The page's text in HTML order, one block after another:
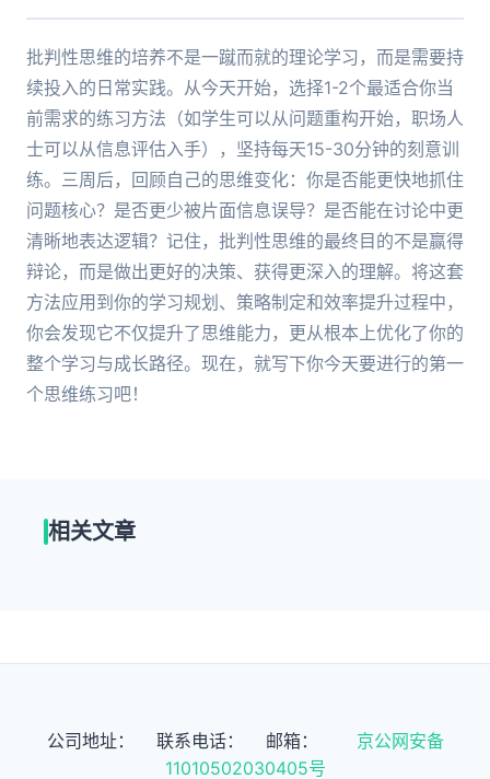
批判性思维的培养不是一蹴而就的理论学习，而是需要持
续投入的日常实践。从今天开始，选择1-2个最适合你当
前需求的练习方法（如学生可以从问题重构开始，职场人
士可以从信息评估入手），坚持每天15-30分钟的刻意训
练。三周后，回顾自己的思维变化：你是否能更快地抓住
问题核心？是否更少被片面信息误导？是否能在讨论中更
清晰地表达逻辑？记住，批判性思维的最终目的不是赢得
辩论，而是做出更好的决策、获得更深入的理解。将这套
方法应用到你的学习规划、策略制定和效率提升过程中，
你会发现它不仅提升了思维能力，更从根本上优化了你的
整个学习与成长路径。现在，就写下你今天要进行的第一
个思维练习吧！
相关文章
公司地址： 联系电话： 邮箱：
京公网安备
11010502030405号